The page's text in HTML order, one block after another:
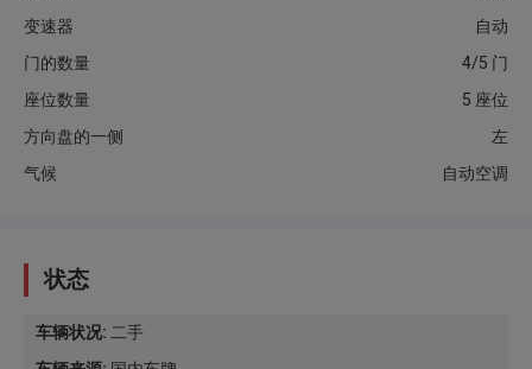
变速器
自动
门的数量
4/5 门
座位数量
5 座位
方向盘的一侧
左
气候
自动空调
状态
车辆状况: 二手